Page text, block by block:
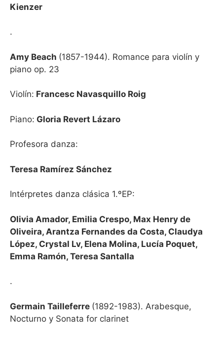
Kienzer
.
Amy Beach (1857-1944). Romance para violín y
piano op. 23
Violín: Francesc Navasquillo Roig
Piano: Gloria Revert Lázaro
Profesora danza:
Teresa Ramírez Sánchez
Intérpretes danza clásica 1.ºEP:
Olivia Amador, Emilia Crespo, Max Henry de
Oliveira, Arantza Fernandes da Costa, Claudya
López, Crystal Lv, Elena Molina, Lucía Poquet,
Emma Ramón, Teresa Santalla
.
Germain Tailleferre (1892-1983). Arabesque,
Nocturno y Sonata for clarinet